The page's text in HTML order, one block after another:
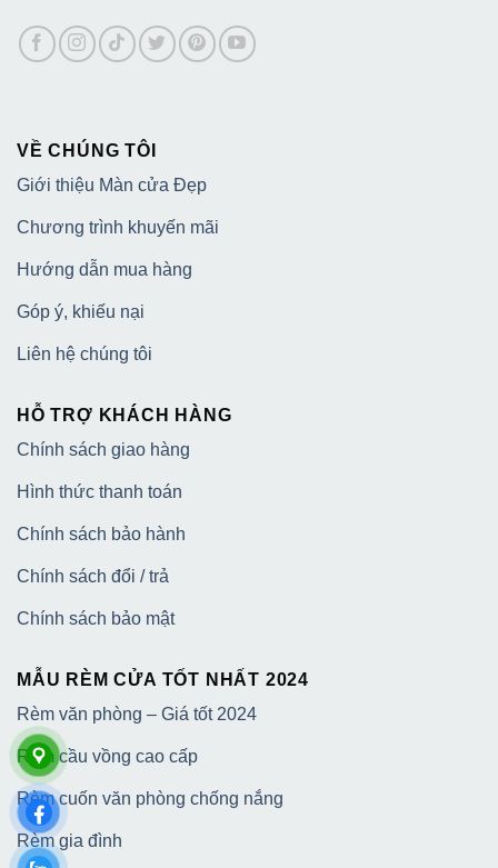
VỀ CHÚNG TÔI
Giới thiệu Màn cửa Đẹp
Chương trình khuyến mãi
Hướng dẫn mua hàng
Góp ý, khiếu nại
Liên hệ chúng tôi
HỖ TRỢ KHÁCH HÀNG
Chính sách giao hàng
Hình thức thanh toán
Chính sách bảo hành
Chính sách đổi / trả
Chính sách bảo mật
MẪU RÈM CỬA TỐT NHẤT 2024
Rèm văn phòng – Giá tốt 2024
Rèm cầu vồng cao cấp
Rèm cuốn văn phòng chống nắng
Rèm gia đình